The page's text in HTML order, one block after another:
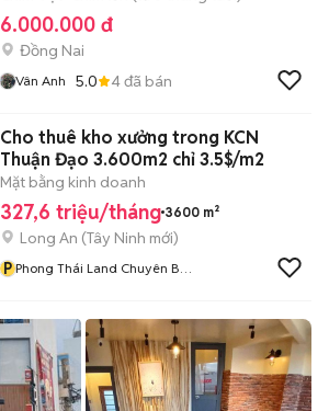
6.000.000 đ
Đồng Nai
Vân Anh 5.0 4đã bán
Cho thuê kho xưởng trong KCN
Thuận Đạo 3.600m2 chỉ 3.5$/m2
Mặt bằng kinh doanh
327,6 triệu/tháng 3600 m²
Long An (Tây Ninh mới)
P Phong Thái Land Chuyên Bất